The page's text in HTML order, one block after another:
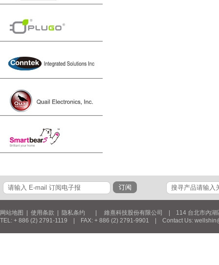
网站地图 使用条款 隐私条约 | 維熹科技股份有限公司 | 114 台北市內湖區
TEL: + 886 (2) 2791-1119 | FAX: + 886 (2) 2791-9901 | Contact Us: